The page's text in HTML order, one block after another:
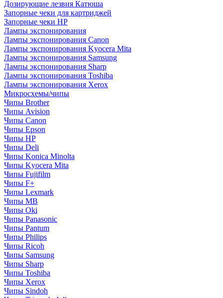
Дозирующие лезвия Катюша
Запорные чеки для картриджей
Запорные чеки HP
Лампы экспонирования
Лампы экспонирования Canon
Лампы экспонирования Kyocera Mita
Лампы экспонирования Samsung
Лампы экспонирования Sharp
Лампы экспонирования Toshiba
Лампы экспонирования Xerox
Микросхемы/чипы
Чипы Brother
Чипы Avision
Чипы Canon
Чипы Epson
Чипы HP
Чипы Deli
Чипы Konica Minolta
Чипы Kyocera Mita
Чипы Fujifilm
Чипы F+
Чипы Lexmark
Чипы MB
Чипы Oki
Чипы Panasonic
Чипы Pantum
Чипы Philips
Чипы Ricoh
Чипы Samsung
Чипы Sharp
Чипы Toshiba
Чипы Xerox
Чипы Sindoh